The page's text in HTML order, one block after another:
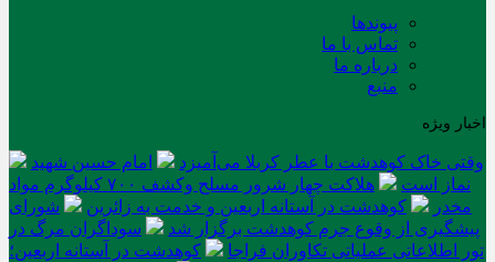
پیوندها
تماس با ما
درباره ما
منبع
اخبار ویژه
وقتی خاک کوهدشت با عطر کربلا می‌آمیزد
امام حسین شهید
نماز است
هلاکت چهار شرور مسلح وکشف ۷۰۰ کیلوگرم مواد
مخدر
کوهدشت در آستانه اربعین و خدمت‌ به زائرین
شورای
پیشگیری از وقوع جرم کوهدشت برگزار شد
سوداگران مرگ در
تور اطلاعاتی عملیاتی تکاوران فراجا
کوهدشت در آستانه اربعین؛